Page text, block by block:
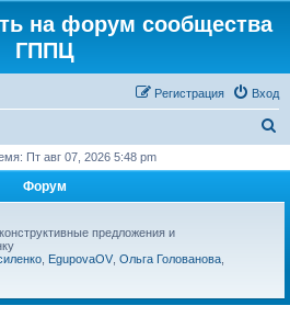
на форум сообщества
ГППЦ
Вход
Регистрация
с
Пт авг 07, 2026 5:48 pm
Форум
предложения и
EgupovaOV, Ольга Голованова